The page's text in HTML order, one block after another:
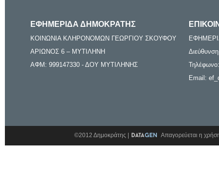
ΕΦΗΜΕΡΙΔΑ ΔΗΜΟΚΡΑΤΗΣ
ΚΟΙΝΩΝΙΑ ΚΛΗΡΟΝΟΜΩΝ ΓΕΩΡΓΙΟΥ ΣΚΟΥΦΟΥ
ΑΡΙΩΝΟΣ 6 – ΜΥΤΙΛΗΝΗ
ΑΦΜ: 999147330 - ΔΟΥ ΜΥΤΙΛΗΝΗΣ
Email:
©2012 Δημοκράτης | Απαγορεύεται η